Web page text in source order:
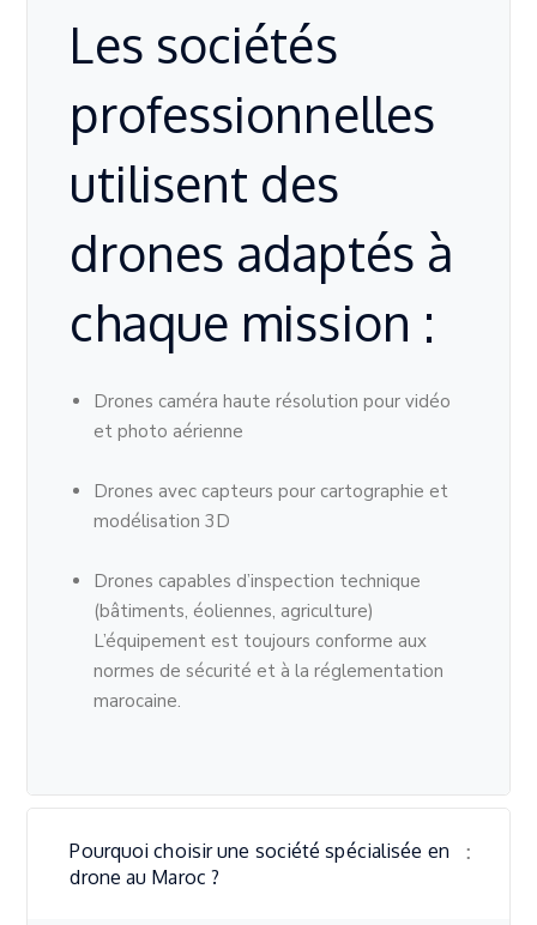
Les sociétés
professionnelles
utilisent des
drones adaptés à
chaque mission :
Drones caméra haute résolution pour vidéo
et photo aérienne
Drones avec capteurs pour cartographie et
modélisation 3D
Drones capables d’inspection technique
(bâtiments, éoliennes, agriculture)
L’équipement est toujours conforme aux
normes de sécurité et à la réglementation
marocaine.
Pourquoi choisir une société spécialisée en
drone au Maroc ?